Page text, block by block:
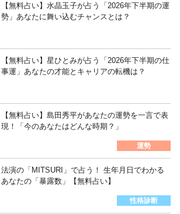
【無料占い】水晶玉子が占う「2026年下半期の運
勢」あなたに舞い込むチャンスとは？
【無料占い】星ひとみが占う「2026年下半期の仕
事運」あなたの才能とキャリアの転機は？
【無料占い】島田秀平があなたの運勢を一言で表
現！「今のあなたはどんな時期？」
運勢
法演の「MITSURI」で占う！ 生年月日でわかる
あなたの「暴露数」【無料占い】
性格診断